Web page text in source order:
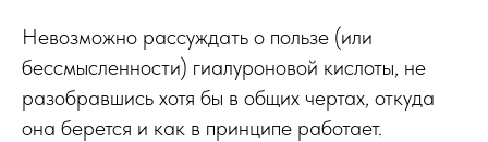
Невозможно рассуждать о пользе (или
бессмысленности) гиалуроновой кислоты, не
разобравшись хотя бы в общих чертах, откуда
она берется и как в принципе работает.